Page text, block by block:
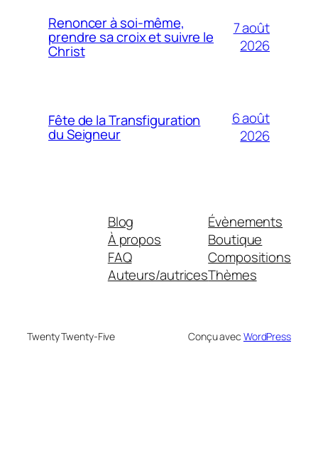
Renoncer à soi-même,
prendre sa croix et suivre le
Christ
7 août
2026
Fête de la Transfiguration
du Seigneur
6 août
2026
Blog
À propos
FAQ
Auteurs/autrices
Évènements
Boutique
Compositions
Thèmes
Twenty Twenty-Five Conçu avec WordPress